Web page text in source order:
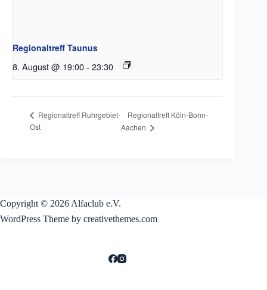
Regionaltreff Taunus
8. August @ 19:00- 23:30
Regionaltreff Ruhrgebiet-
Ost
Regionaltreff Köln-Bonn-
Aachen
Copyright © 2026 Alfaclub e.V.
WordPress Theme by creativethemes.com